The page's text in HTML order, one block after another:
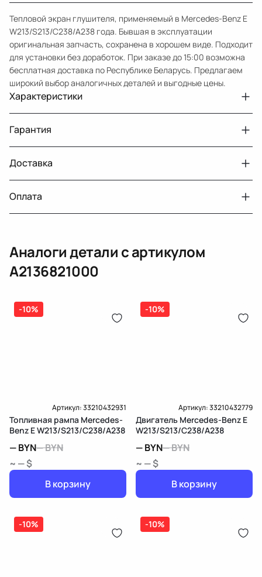
Тепловой экран глушителя, применяемый в Mercedes-Benz E
W213/S213/C238/A238 года. Бывшая в эксплуатации
оригинальная запчасть, сохранена в хорошем виде. Подходит
для установки без доработок. При заказе до 15:00 возможна
бесплатная доставка по Республике Беларусь. Предлагаем
широкий выбор аналогичных деталей и выгодные цены.
Характеристики
Авто
MercedesBenz E W213
Год
2016 2021
Тег
Мерседес Бенс Е
Гарантия
Двигатели с навесным или без навесного
оборудования
30 дней
Датчик давления топлива, насос
топлива, ТНВД (бензин, дизель), форсунка
бензиновая (дизельная) механическая
(электрическая), инжектор
дозатор-распределитель топлива
14 дней
Доставка
Оплата
Оплата онлайн
Карта рассрочки онлайн
Аналоги детали с артикулом
A2136821000
-10%
Артикул:33210432931
Топливная рампа Mercedes-
Benz E W213/S213/C238/A238
—BYN—BYN
~ — $
В корзину
-10%
Артикул:33210432779
Двигатель Mercedes-Benz E
W213/S213/C238/A238
—BYN—BYN
~ — $
В корзину
-10% -10%